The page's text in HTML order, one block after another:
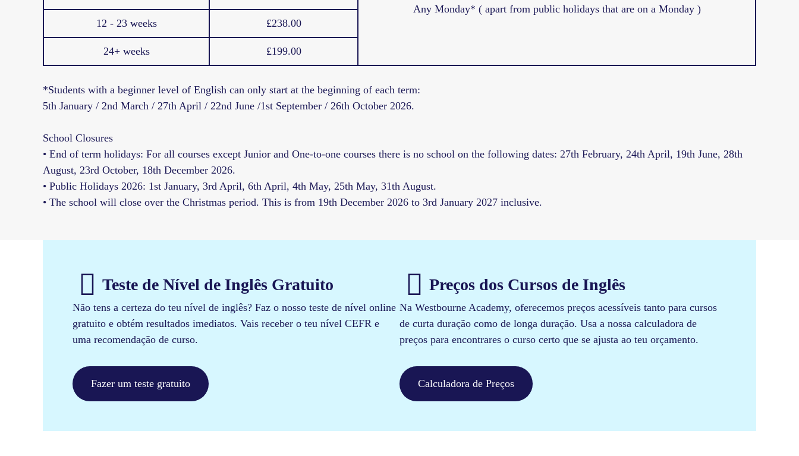
Any Monday* ( apart from public holidays that are on a Monday )
12 - 23 weeks £238.00
24+ weeks £199.00
*Students with a beginner level of English can only start at the beginning of each term:
5th January / 2nd March / 27th April / 22nd June /1st September / 26th October 2026.
School Closures
• End of term holidays: For all courses except Junior and One-to-one courses there is no school on the following dates: 27th February, 24th April, 19th June, 28th
August, 23rd October, 18th December 2026.
• Public Holidays 2026: 1st January, 3rd April, 6th April, 4th May, 25th May, 31th August.
• The school will close over the Christmas period. This is from 19th December 2026 to 3rd January 2027 inclusive.
Teste de Nível de Inglês Gratuito​
Não tens a certeza do teu nível de inglês? Faz o nosso teste de nível online
gratuito e obtém resultados imediatos. Vais receber o teu nível CEFR e
uma recomendação de curso.
Fazer um teste gratuito
Preços dos Cursos de Inglês​
Na Westbourne Academy, oferecemos preços acessíveis tanto para cursos
de curta duração como de longa duração. Usa a nossa calculadora de
preços para encontrares o curso certo que se ajusta ao teu orçamento.
Calculadora de Preços